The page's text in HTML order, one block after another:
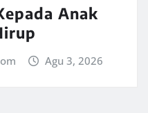
Anak
Agu 3, 2026